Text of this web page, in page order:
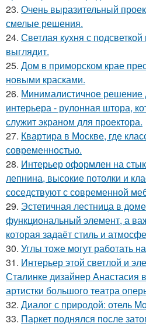
23. Очень выразительный
смелые решения.
24. Светлая кухня с
выглядит.
25. Дом в приморском крае
новыми красками.
26. Минималистичное решение
интерьера - рулонная штора,
служит экраном для проектора.
27. Квартира в Москве, где
современностью.
28. Интерьер оформлен на
лепнина, высокие потолки и
соседствуют с современной
29. Эстетичная лестница в
функциональный элемент, а
которая задаёт стиль и
30. Углы тоже могут работать
31. Интерьер этой светлой и
Сталинке дизайнер Анастасия
артистки большого театра
32. Диалог с природой: отель
33. Паркет поднялся после